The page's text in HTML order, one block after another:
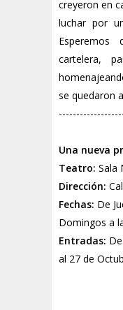
creyeron en
luchar por
cartelera,
se quedaron
Una nueva
Teatro: Sala
Dirección:
Fechas: De
Domingos a
Entradas:
al 27 de